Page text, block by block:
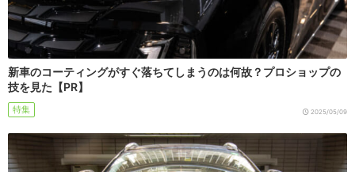
新車のコーティングがすぐ落ちてしまうのは何故？プロショップの
技を見た【PR】
特集 2025/05/09